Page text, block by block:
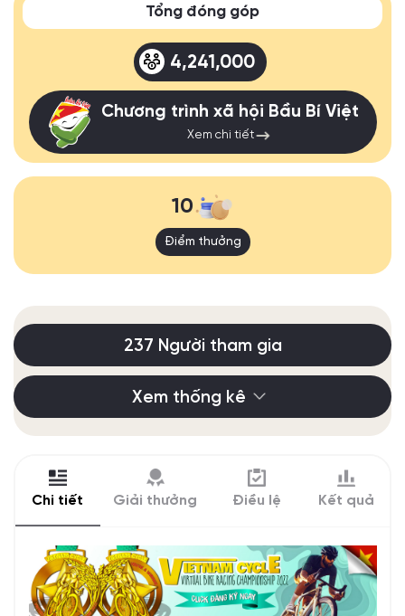
Tổng đóng góp
4,241,000
Chương trình xã hội Bầu Bí Việt
Xem chi tiết
10
Điểm thưởng
237 Người tham gia
Xem thống kê
Chi tiết Giải thưởng Điều lệ Kết quả